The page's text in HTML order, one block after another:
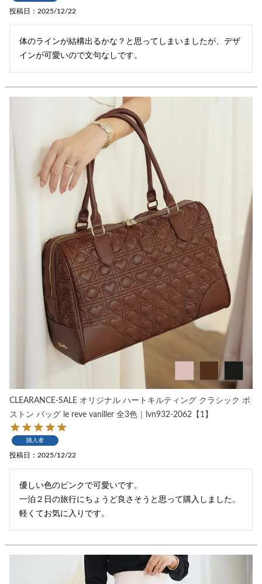
投稿日 2025/12/22
体のラインが結構出るかな？と思ってしまいましたが、デザ
CLEARANCE-SALE オリジナル ハートキルティング クラシック ボ
ストン バッグ le reve vaniller 全3色｜lvn932-2062【1】
購入者
投稿日 2025/12/22
優しい色のピンクで可愛いです。
一泊２日の旅行にちょうど良さそうと思って購入しました。
軽くてお気に入りです。